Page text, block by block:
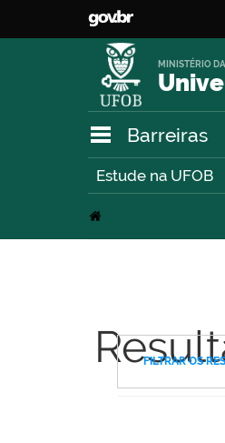
MINISTÉRIO
Barreiras
Estude na UFOB
FILTRAR OS